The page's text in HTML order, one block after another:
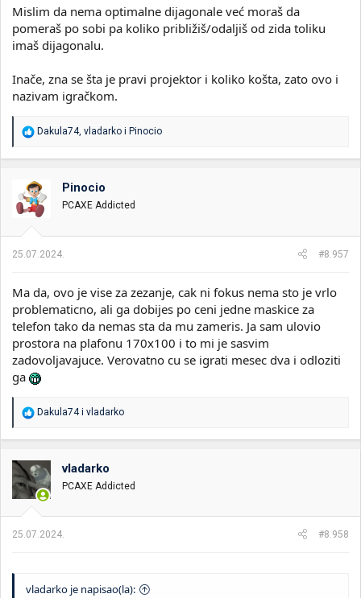
Mislim da nema optimalne dijagonale već moraš da
pomeraš po sobi pa koliko približiš/odaljiš od zida toliku
imaš dijagonalu.
Inače, zna se šta je pravi projektor i koliko košta, zato ovo i
nazivam igračkom.
R
a
o
v
a
n
:
Dakula74, vladarko i Pinocio
Pinocio
PCAXE Addicted
25.07.2024. #8.957
Ma da, ovo je vise za zezanje, cak ni fokus nema sto je vrlo
problematicno, ali ga dobijes po ceni jedne maskice za
telefon tako da nemas sta da mu zameris. Ja sam ulovio
prostora na plafonu 170x100 i to mi je sasvim
zadovoljavajuce. Verovatno cu se igrati mesec dva i odloziti
ga
R
o
v
a
n
:
Dakula74i vladarko
vladarko
PCAXE Addicted
25.07.2024. #8.958
vladarko je napisao(la):